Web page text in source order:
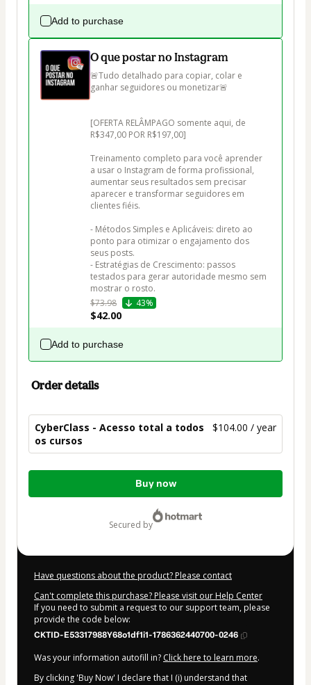
Add to purchase
O que postar no Instagram
🚨Tudo detalhado para copiar, colar e
ganhar seguidores ou monetizar🚨
[OFERTA RELÂMPAGO somente aqui, de
R$347,00 POR R$197,00]
Treinamento completo para você aprender
a usar o Instagram de forma profissional,
aumentar seus resultados sem precisar
aparecer e transformar seguidores em
clientes fiéis.
- Métodos Simples e Aplicáveis: direto ao
ponto para otimizar o engajamento dos
seus posts.
- Estratégias de Crescimento: passos
testados para gerar autoridade mesmo sem
mostrar o rosto.
$73.98
43%
$42.00
Add to purchase
Order details
CyberClass - Acesso total a todos
os cursos
$104.00 / year
Total
Buy now
secured by
Have questions about the product? Please contact
Can't complete this purchase? Please visit our Help Center
If you need to submit a request to our support team, please
provide the code below:
CKTID-E53317988Y68o1df1i1-1786362440700-0246
Was your information autofill in? Click here to learn more.
By clicking 'Buy Now' I declare that I (i) understand that